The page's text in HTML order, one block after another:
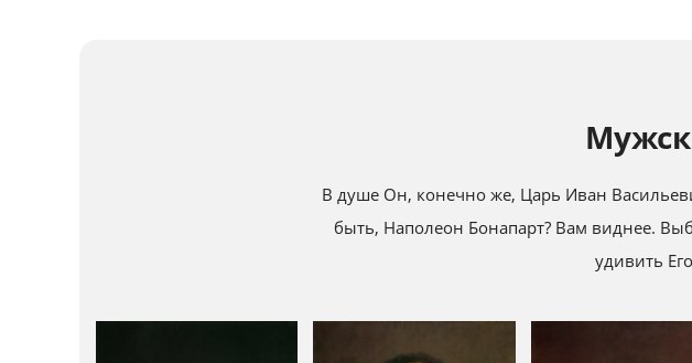
В душе Он, конечно же, Царь Иван
быть, Наполеон Бонапарт? Вам виднее.
удивить